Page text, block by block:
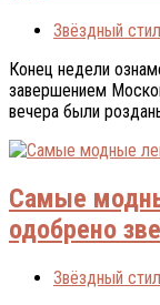
Звёздный
Конец недели
завершением
вечера были
Самые
одобрено
Звёздный